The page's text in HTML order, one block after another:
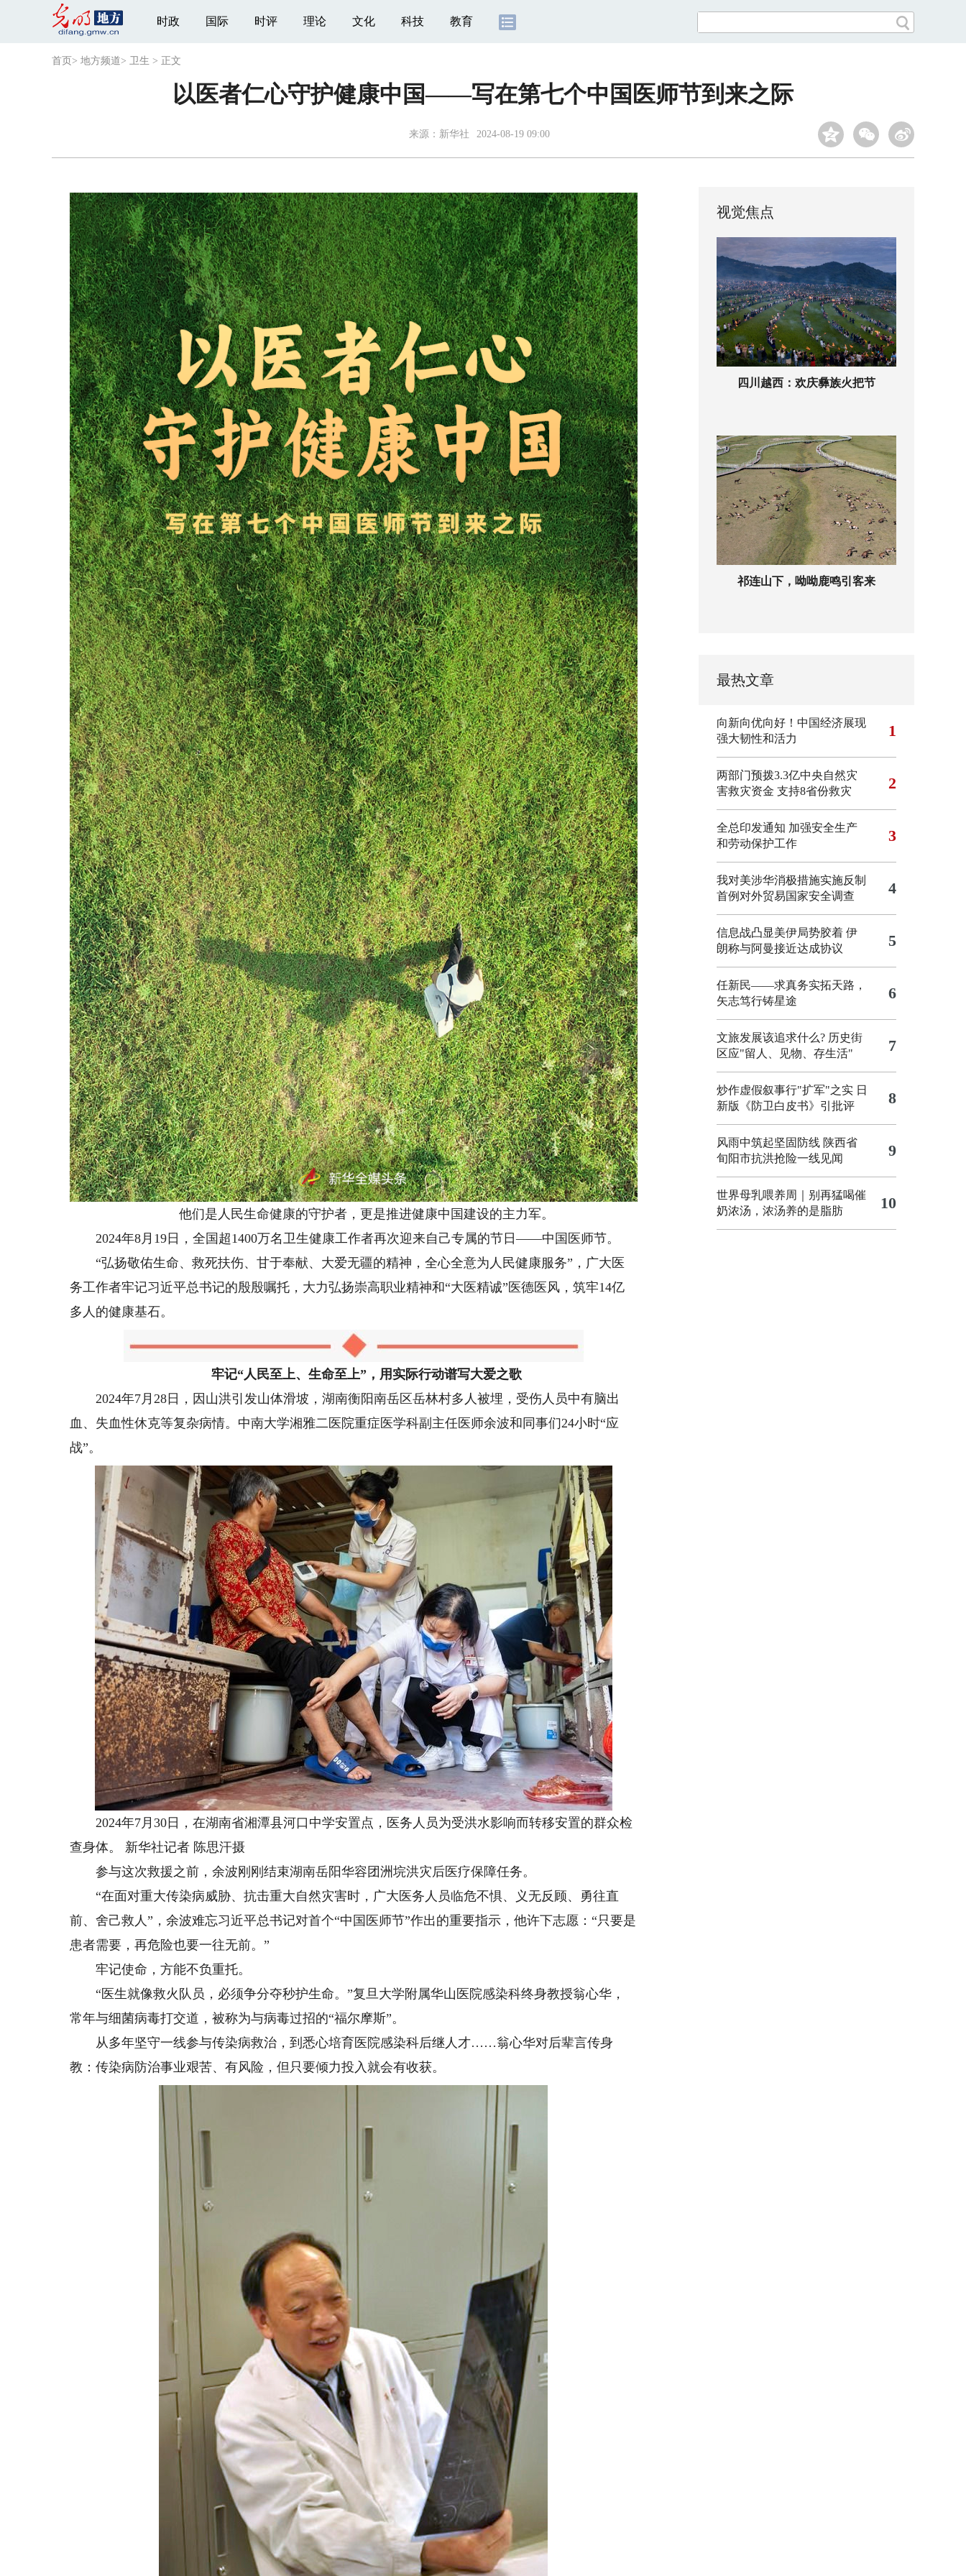
时政 国际 时评 理论 文化 科技 教育
首页 > 地方频道> 卫生 > 正文
以医者仁心守护健康中国——写在第七个中国医师节到来之际
来源： 新华社 2024-08-19 09:00
他们是人民生命健康的守护者，更是推进健康中国建设的主力军。
2024年8月19日，全国超1400万名卫生健康工作者再次迎来自己专属的节日——中国医师节。
“弘扬敬佑生命、救死扶伤、甘于奉献、大爱无疆的精神，全心全意为人民健康服务”，广大医
务工作者牢记习近平总书记的殷殷嘱托，大力弘扬崇高职业精神和“大医精诚”医德医风，筑牢14亿
多人的健康基石。
牢记“人民至上、生命至上”，用实际行动谱写大爱之歌
2024年7月28日，因山洪引发山体滑坡，湖南衡阳南岳区岳林村多人被埋，受伤人员中有脑出
血、失血性休克等复杂病情。中南大学湘雅二医院重症医学科副主任医师余波和同事们24小时“应
战”。
2024年7月30日，在湖南省湘潭县河口中学安置点，医务人员为受洪水影响而转移安置的群众检
查身体。 新华社记者 陈思汗摄
参与这次救援之前，余波刚刚结束湖南岳阳华容团洲垸洪灾后医疗保障任务。
“在面对重大传染病威胁、抗击重大自然灾害时，广大医务人员临危不惧、义无反顾、勇往直
前、舍己救人”，余波难忘习近平总书记对首个“中国医师节”作出的重要指示，他许下志愿：“只要是
患者需要，再危险也要一往无前。”
牢记使命，方能不负重托。
“医生就像救火队员，必须争分夺秒护生命。”复旦大学附属华山医院感染科终身教授翁心华，
常年与细菌病毒打交道，被称为与病毒过招的“福尔摩斯”。
从多年坚守一线参与传染病救治，到悉心培育医院感染科后继人才……翁心华对后辈言传身
教：传染病防治事业艰苦、有风险，但只要倾力投入就会有收获。
视觉焦点
四川越西：欢庆彝族火把节
祁连山下，呦呦鹿鸣引客来
最热文章
向新向优向好！中国经济展现
强大韧性和活力
1
两部门预拨3.3亿中央自然灾
害救灾资金 支持8省份救灾
2
全总印发通知 加强安全生产
和劳动保护工作
3
我对美涉华消极措施实施反制
首例对外贸易国家安全调查
4
信息战凸显美伊局势胶着 伊
朗称与阿曼接近达成协议
5
任新民——求真务实拓天路，
矢志笃行铸星途
6
文旅发展该追求什么? 历史街
区应"留人、见物、存生活"
7
炒作虚假叙事行"扩军"之实 日
新版《防卫白皮书》引批评
8
风雨中筑起坚固防线 陕西省
旬阳市抗洪抢险一线见闻
9
世界母乳喂养周｜别再猛喝催
奶浓汤，浓汤养的是脂肪
10